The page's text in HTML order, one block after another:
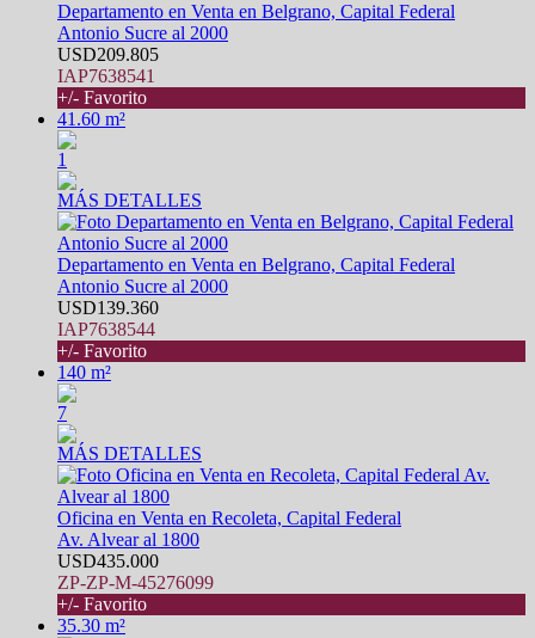
Departamento en Venta en Belgrano, Capital Federal
Antonio Sucre al 2000
USD209.805
IAP7638541
+/- Favorito
41.60 m²
1
MÁS DETALLES
Departamento en Venta en Belgrano, Capital Federal
Antonio Sucre al 2000
USD139.360
IAP7638544
+/- Favorito
140 m²
7
MÁS DETALLES
Oficina en Venta en Recoleta, Capital Federal
Av. Alvear al 1800
USD435.000
ZP-ZP-M-45276099
+/- Favorito
35.30 m²